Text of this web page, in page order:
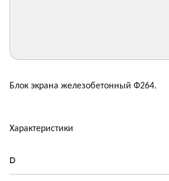
Блок экрана железобетонный Ф264.
Характеристики
D